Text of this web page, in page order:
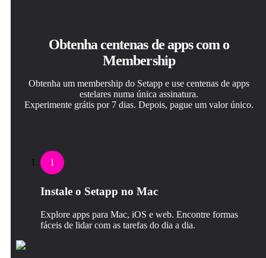
Obtenha centenas de apps com o
Membership
Obtenha um membership do Setapp e use centenas de apps
estelares numa única assinatura.
Experimente grátis por 7 dias. Depois, pague um valor único.
1
Instale o Setapp no Mac
Explore apps para Mac, iOS e web. Encontre formas
fáceis de lidar com as tarefas do dia a dia.